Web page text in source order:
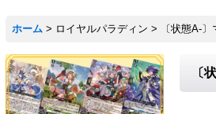
ホーム > ロイヤルパラディン > 〔状態A-
〔